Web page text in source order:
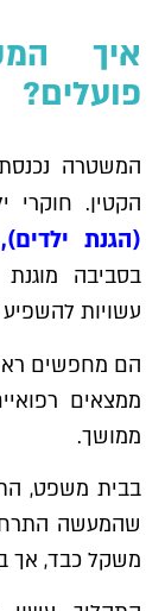
איך
פועלים?
המשטרה
הקטין. חוקרי
(הגנת ילדים),
בסביבה
עשויות
הם מחפשים
ממצאים
ממושך.
בבית משפט,
שהמעשה
משקל כבד, אך